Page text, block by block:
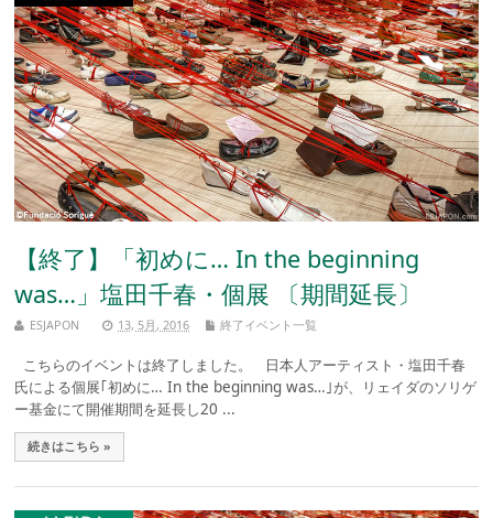
【終了】「初めに… In the beginning
was…」塩田千春・個展 〔期間延長〕
ESJAPON 13, 5月, 2016 終了イベント一覧
こちらのイベントは終了しました。 日本人アーティスト・塩田千春
氏による個展｢初めに… In the beginning was…｣が、リェイダのソリゲ
ー基金にて開催期間を延長し20 ...
続きはこちら »